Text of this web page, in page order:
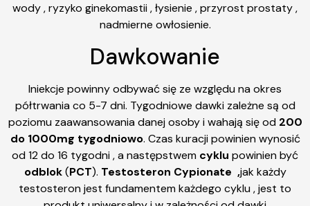
wody , ryzyko ginekomastii , łysienie , przyrost prostaty ,
nadmierne owłosienie.
Dawkowanie
Iniekcje powinny odbywać się ze względu na okres
półtrwania co 5-7 dni. Tygodniowe dawki zależne są od
poziomu zaawansowania danej osoby i wahają się od 200
do 1000mg tygodniowo. Czas kuracji powinien wynosić
od 12 do 16 tygodni , a następstwem cyklu powinien być
odblok(PCT). Testosteron Cypionate ,jak każdy
testosteron jest fundamentem każdego cyklu , jest to